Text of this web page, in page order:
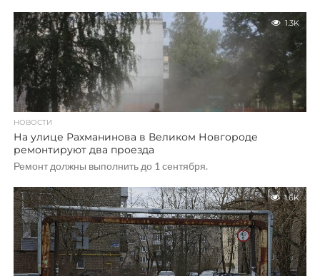
1.3K
НОВОСТИ
На улице Рахманинова в Великом Новгороде
ремонтируют два проезда
Ремонт должны выполнить до 1 сентября.
1.6K